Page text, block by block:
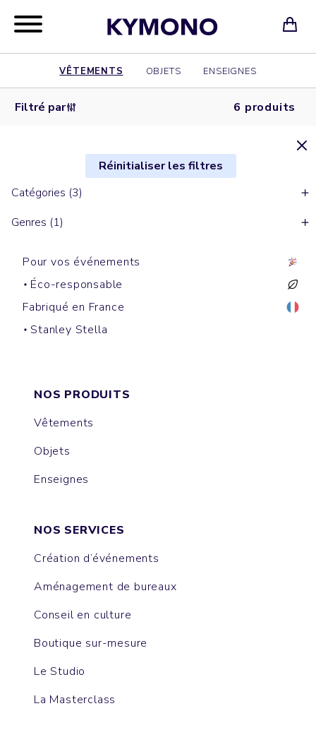
VÊTEMENTS OBJETS ENSEIGNES
Filtré par 6 produits
Réinitialiser les filtres
Catégories (3)
Genres (1)
Pour vos événements
Éco-responsable
Fabriqué en France
Stanley Stella
T-shirts manches courtes
MUSER
T-shirts manches courtes
COLLIDER
T-shirts manches courtes
ISLA
T-shirts manches courtes
NOVA
T-shirts manches courtes
EXPRESSER
T-shirts manches courtes
RAYA
NOS PRODUITS
Vêtements
Objets
Enseignes
NOS SERVICES
Création d’événements
Aménagement de bureaux
Conseil en culture
Boutique sur-mesure
Le Studio
La Masterclass